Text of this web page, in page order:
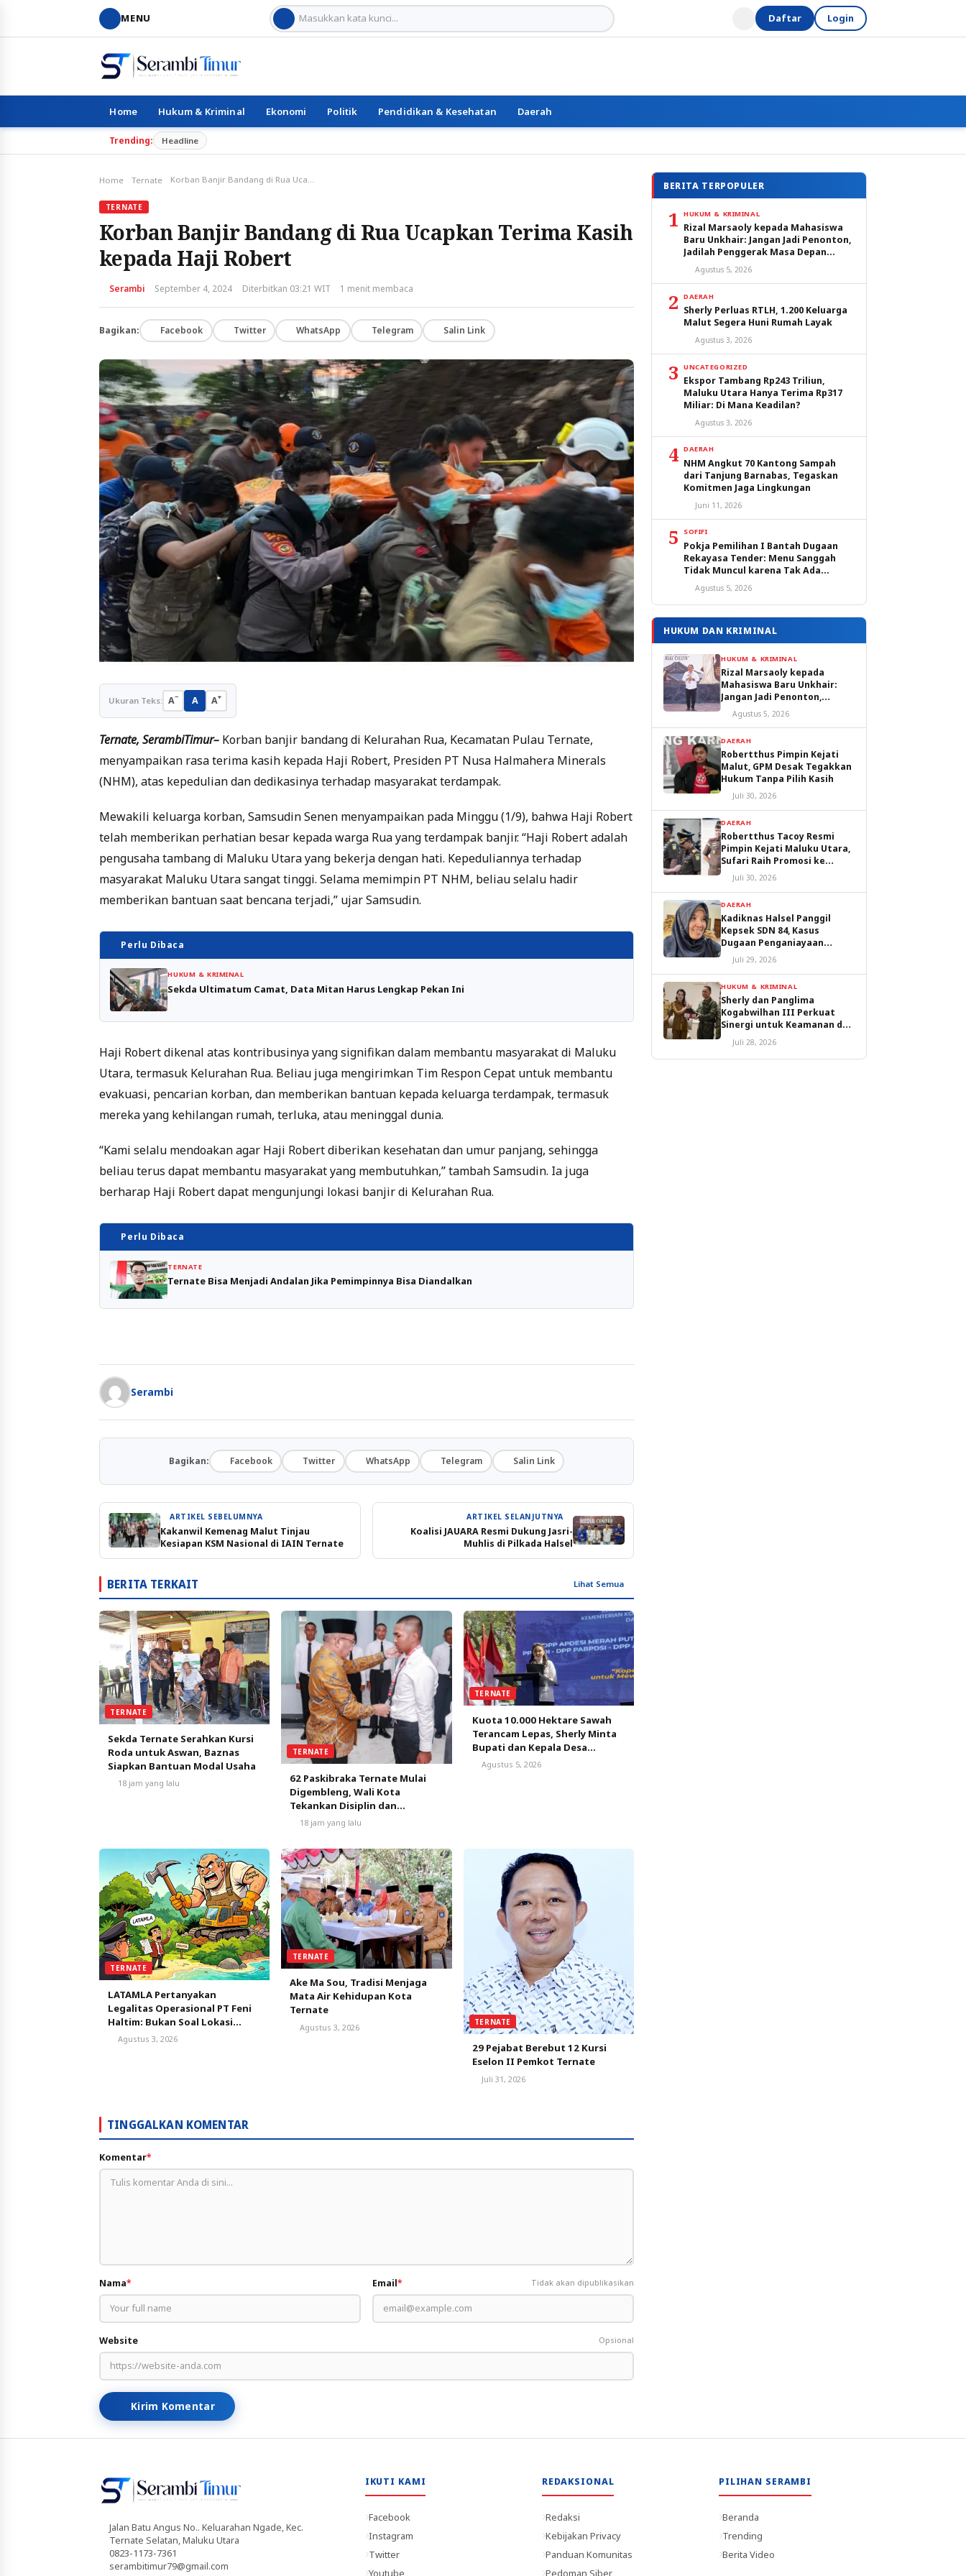
MENU Daftar Login
Home Hukum & Kriminal Ekonomi Politik Pendidikan & Kesehatan Daerah
Trending: Headline
Home Ternate Korban Banjir Bandang di Rua Ucapkan Terima Kasih kepada Haji Robert
TERNATE
Korban Banjir Bandang di Rua Ucapkan Terima Kasih
kepada Haji Robert
Serambi September 4, 2024 Diterbitkan 03:21 WIT 1 menit membaca
Bagikan: Facebook Twitter WhatsApp Telegram Salin Link
Ukuran Teks: A− A A+
Ternate, SerambiTimur– Korban banjir bandang di Kelurahan Rua, Kecamatan Pulau Ternate,
menyampaikan rasa terima kasih kepada Haji Robert, Presiden PT Nusa Halmahera Minerals
(NHM), atas kepedulian dan dedikasinya terhadap masyarakat terdampak.
Mewakili keluarga korban, Samsudin Senen menyampaikan pada Minggu (1/9), bahwa Haji Robert
telah memberikan perhatian besar kepada warga Rua yang terdampak banjir. “Haji Robert adalah
pengusaha tambang di Maluku Utara yang bekerja dengan hati. Kepeduliannya terhadap
masyarakat Maluku Utara sangat tinggi. Selama memimpin PT NHM, beliau selalu hadir
memberikan bantuan saat bencana terjadi,” ujar Samsudin.
Perlu Dibaca
HUKUM & KRIMINAL
Sekda Ultimatum Camat, Data Mitan Harus Lengkap Pekan Ini
Haji Robert dikenal atas kontribusinya yang signifikan dalam membantu masyarakat di Maluku
Utara, termasuk Kelurahan Rua. Beliau juga mengirimkan Tim Respon Cepat untuk membantu
evakuasi, pencarian korban, dan memberikan bantuan kepada keluarga terdampak, termasuk
mereka yang kehilangan rumah, terluka, atau meninggal dunia.
“Kami selalu mendoakan agar Haji Robert diberikan kesehatan dan umur panjang, sehingga
beliau terus dapat membantu masyarakat yang membutuhkan,” tambah Samsudin. Ia juga
berharap Haji Robert dapat mengunjungi lokasi banjir di Kelurahan Rua.
Perlu Dibaca
TERNATE
Ternate Bisa Menjadi Andalan Jika Pemimpinnya Bisa Diandalkan
Serambi
Bagikan: Facebook Twitter WhatsApp Telegram Salin Link
ARTIKEL SEBELUMNYA
Kakanwil Kemenag Malut Tinjau
Kesiapan KSM Nasional di IAIN Ternate
ARTIKEL SELANJUTNYA
Koalisi JAUARA Resmi Dukung Jasri-
Muhlis di Pilkada Halsel
BERITA TERKAIT Lihat Semua
TERNATE
Sekda Ternate Serahkan Kursi
Roda untuk Aswan, Baznas
Siapkan Bantuan Modal Usaha
18 jam yang lalu
TERNATE
62 Paskibraka Ternate Mulai
Digembleng, Wali Kota
Tekankan Disiplin dan
Nasionalisme
18 jam yang lalu
TERNATE
Kuota 10.000 Hektare Sawah
Terancam Lepas, Sherly Minta
Bupati dan Kepala Desa
Bergerak Satu Bulan
Agustus 5, 2026
TERNATE
LATAMLA Pertanyakan
Legalitas Operasional PT Feni
Haltim: Bukan Soal Lokasi
AMDAL, tapi Status
Agustus 3, 2026
TERNATE
Ake Ma Sou, Tradisi Menjaga
Mata Air Kehidupan Kota
Ternate
Agustus 3, 2026
TERNATE
29 Pejabat Berebut 12 Kursi
Eselon II Pemkot Ternate
Juli 31, 2026
TINGGALKAN KOMENTAR
Komentar*
Nama* Email* Tidak akan dipublikasikan
Website Opsional
Kirim Komentar
BERITA TERPOPULER
1 HUKUM & KRIMINAL
Rizal Marsaoly kepada Mahasiswa
Baru Unkhair: Jangan Jadi Penonton,
Jadilah Penggerak Masa Depan
Ternate dan Maluku Utara
Agustus 5, 2026
2 DAERAH
Sherly Perluas RTLH, 1.200 Keluarga
Malut Segera Huni Rumah Layak
Agustus 3, 2026
3 UNCATEGORIZED
Ekspor Tambang Rp243 Triliun,
Maluku Utara Hanya Terima Rp317
Miliar: Di Mana Keadilan?
Agustus 3, 2026
4 DAERAH
NHM Angkut 70 Kantong Sampah
dari Tanjung Barnabas, Tegaskan
Komitmen Jaga Lingkungan
Juni 11, 2026
5 SOFIFI
Pokja Pemilihan I Bantah Dugaan
Rekayasa Tender: Menu Sanggah
Tidak Muncul karena Tak Ada
Peserta yang Lulus Evaluasi
Agustus 5, 2026
HUKUM DAN KRIMINAL
HUKUM & KRIMINAL
Rizal Marsaoly kepada
Mahasiswa Baru Unkhair:
Jangan Jadi Penonton,
Jadilah Penggerak Masa
Depan Ternate dan Maluku
Agustus 5, 2026
DAERAH
Robertthus Pimpin Kejati
Malut, GPM Desak Tegakkan
Hukum Tanpa Pilih Kasih
Juli 30, 2026
DAERAH
Robertthus Tacoy Resmi
Pimpin Kejati Maluku Utara,
Sufari Raih Promosi ke
Kejaksaan Agung
Juli 30, 2026
DAERAH
Kadiknas Halsel Panggil
Kepsek SDN 84, Kasus
Dugaan Penganiayaan
Diproses
Juli 29, 2026
HUKUM & KRIMINAL
Sherly dan Panglima
Kogabwilhan III Perkuat
Sinergi untuk Keamanan dan
Pembangunan Malut
Juli 28, 2026
Jalan Batu Angus No.. Keluarahan Ngade, Kec.
Ternate Selatan, Maluku Utara
0823-1173-7361
serambitimur79@gmail.com
IKUTI KAMI
Facebook
Instagram
Twitter
Youtube
REDAKSIONAL
Redaksi
Kebijakan Privacy
Panduan Komunitas
Pedoman Siber
PILIHAN SERAMBI
Beranda
Trending
Berita Video